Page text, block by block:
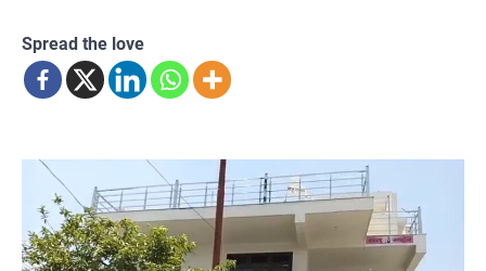
Spread the love